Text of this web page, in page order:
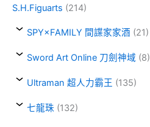
S.H.Figuarts (214)
SPY×FAMILY 間諜家家酒 (21)
Sword Art Online 刀劍神域 (8)
Ultraman 超人力霸王 (135)
七龍珠 (132)